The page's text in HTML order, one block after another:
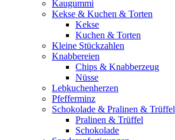
Kaugummi
Kekse & Kuchen & Torten
Kekse
Kuchen & Torten
Kleine Stückzahlen
Knabbereien
Chips & Knabberzeug
Nüsse
Lebkuchenherzen
Pfefferminz
Schokolade & Pralinen & Trüffel
Pralinen & Trüffel
Schokolade